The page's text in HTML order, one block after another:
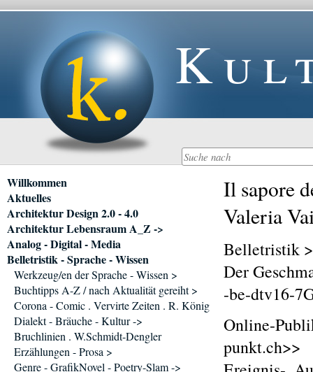
Il sapore
Valeria
Belletristik
Der
-be-dtv16-
Online-
punkt.ch>>
Navigation
überspringen
Willkommen
Aktuelles
Architektur Design 2.0 - 4.0
Architektur Lebensraum A_Z ->
Analog - Digital - Media
Belletristik - Sprache - Wissen
Werkzeug/en der Sprache - Wissen >
Buchtipps A-Z / nach Aktualität gereiht >
Corona - Comic . Vervirte Zeiten . R. König
Dialekt - Bräuche - Kultur ->
Bruchlinien . W.Schmidt-Dengler
Erzählungen - Prosa >
Genre - GrafikNovel - Poetry-Slam ->